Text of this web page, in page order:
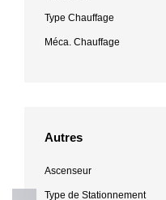
Type Chauffage
Méca. Chauffage
Autres
Ascenseur
Type de Stationnement